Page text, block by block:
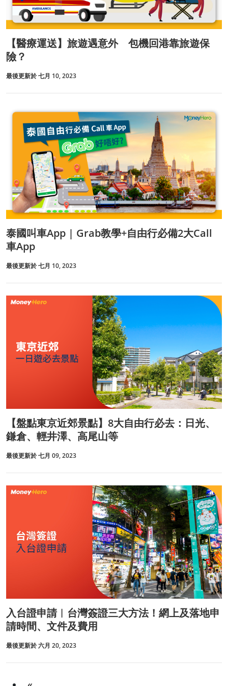
【醫療運送】旅遊遇意外 包機回港靠旅遊保
險？
最後更新於 七月 10, 2023
泰國叫車App | Grab教學+自由行必備2大Call
車App
最後更新於 七月 10, 2023
【盤點東京近郊景點】8大自由行必去：日光、
鎌倉、輕井澤、高尾山等
最後更新於 七月 09, 2023
入台證申請︱台灣簽證三大方法！網上及落地申
請時間、文件及費用
最後更新於 六月 20, 2023